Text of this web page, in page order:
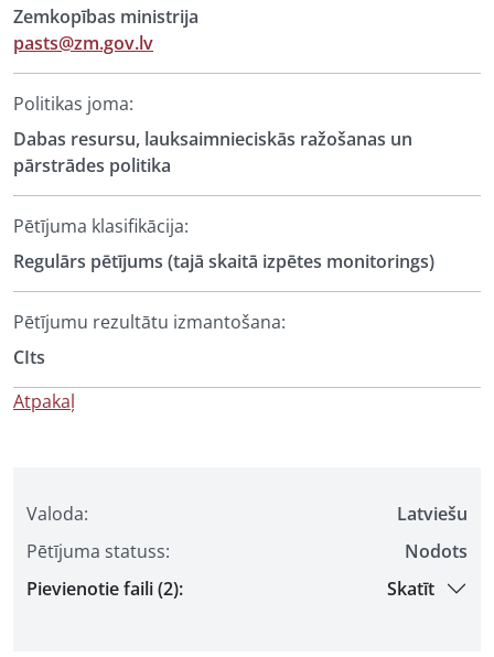
Valoda:
Latviešu
Pētījuma statuss:
Nodots
Pievienotie faili (2):
Skatīt
Zemkopības ministrija
pasts@zm.gov.lv
Politikas joma:
Dabas resursu, lauksaimnieciskās ražošanas un
pārstrādes politika
Pētījuma klasifikācija:
Regulārs pētījums (tajā skaitā izpētes monitorings)
Pētījumu rezultātu izmantošana:
CIts
Atpakaļ